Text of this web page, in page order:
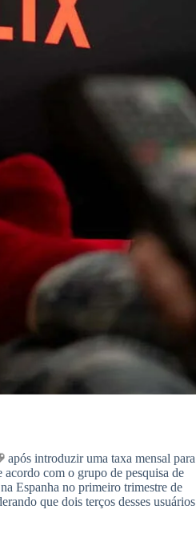
após introduzir uma taxa mensal para
com o grupo de pesquisa de
Espanha no primeiro trimestre de
que dois terços desses usuários